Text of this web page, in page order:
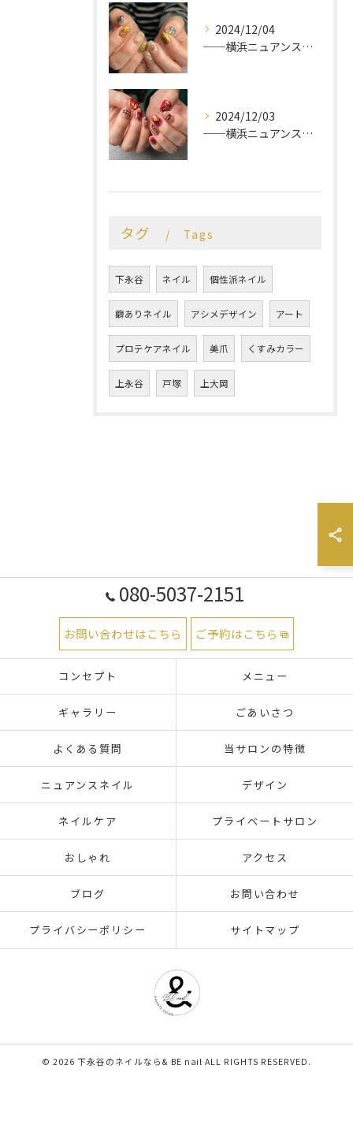
2024/12/04
──横浜ニュアンスネイルサロン♡
2024/12/03
──横浜ニュアンスネイルサロン♡
タグ Tags
下永谷 ネイル 個性派ネイル
癖ありネイル アシメデザイン アート
プロテケアネイル 美爪 くすみカラー
上永谷 戸塚 上大岡
080-5037-2151
お問い合わせはこちら ご予約はこちら
コンセプト メニュー
ギャラリー ごあいさつ
よくある質問 当サロンの特徴
ニュアンスネイル デザイン
ネイルケア プライベートサロン
おしゃれ アクセス
ブログ お問い合わせ
プライバシーポリシー サイトマップ
© 2026 下永谷のネイルなら& BE nail ALL RIGHTS RESERVED.